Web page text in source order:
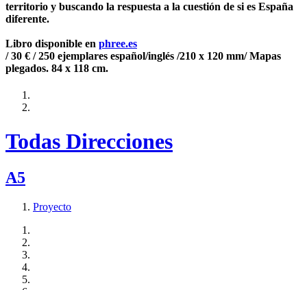
territorio y buscando la respuesta a la cuestión de si es España
diferente.
Libro disponible en phree.es
/ 30 € / 250 ejemplares español/inglés /210 x 120 mm/ Mapas
plegados. 84 x 118 cm.
Todas Direcciones
A5
Proyecto